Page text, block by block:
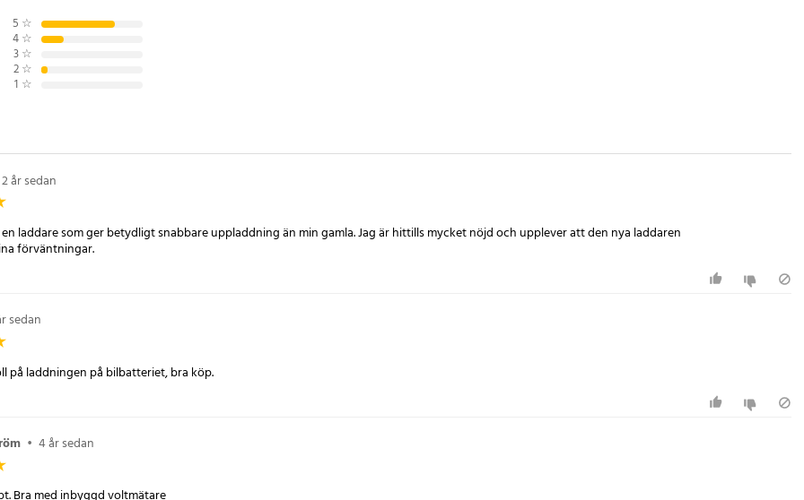
och enkel att förvara när
utgångar, blått LED-ljus,
5 ☆
4 ☆
3 ☆
2 ☆
1 ☆
2 år sedan
laddare som ger betydligt snabbare uppladdning än min gamla. Jag är hittills mycket nöjd och upplever att den nya laddaren
förväntningar.
sedan
på laddningen på bilbatteriet, bra köp.
• 4 år sedan